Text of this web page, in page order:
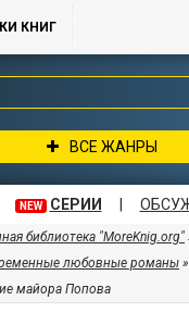
КНИГ
ВСЕ ЖАНРЫ
NEW СЕРИИ
библиотека "MoreKnig.org"
любовные романы »
майора Попова